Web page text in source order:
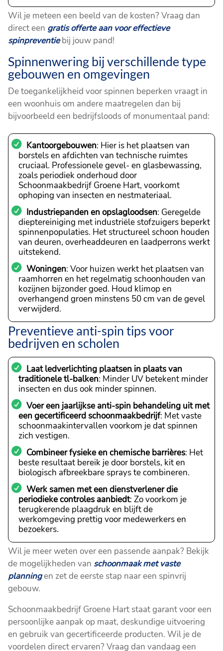
Wil je meteen een beeld van de kosten? Vraag dan
direct een gratis offerte aan voor effectieve
spinpreventiebij jouw pand!
Spinnenwering bij verschillende type
gebouwen en omgevingen
De toegankelijkheid voor spinnen beperken vraagt in
een woonhuis om andere maatregelen dan bij
bijvoorbeeld een bedrijfsloods of monumentaal pand:
Kantoorgebouwen: Hier is het plaatsen van
borstels en afdichten van technische ruimtes
cruciaal. Professionele gevel- en glasbewassing,
zoals periodiek onderhoud door
Schoonmaakbedrijf Groene Hart, voorkomt
ophoping van insecten en nestmateriaal.
Industriepanden en opslagloodsen: Geregelde
dieptereiniging met industriële stofzuigers beperkt
spinnenpopulaties. Het structureel schoon houden
van deuren, overheaddeuren en laadperrons werkt
uitstekend.
Woningen: Voor huizen werkt het plaatsen van
raamhorren en het regelmatig schoonhouden van
kozijnen bijzonder goed. Houd klimop en
overhangend groen minstens 50 cm van de gevel
verwijderd.
Preventieve anti-spin tips voor
bedrijven en scholen
Laat ledverlichting plaatsen in plaats van
traditionele tl-balken: Minder UV betekent minder
insecten en dus ook minder spinnen.
Voer een jaarlijkse anti-spin behandeling uit met
een gecertificeerd schoonmaakbedrijf: Met vaste
schoonmaakintervallen voorkom je dat spinnen
zich vestigen.
Combineer fysieke en chemische barrières: Het
beste resultaat bereik je door borstels, kit en
biologisch afbreekbare sprays te combineren.
Werk samen met een dienstverlener die
periodieke controles aanbiedt: Zo voorkom je
terugkerende plaagdruk en blijft de
werkomgeving prettig voor medewerkers en
bezoekers.
Wil je meer weten over een passende aanpak? Bekijk
de mogelijkheden van schoonmaak met vaste
planningen zet de eerste stap naar een spinvrij
gebouw.
Schoonmaakbedrijf Groene Hart staat garant voor een
persoonlijke aanpak op maat, deskundige uitvoering
en gebruik van gecertificeerde producten. Wil je de
voordelen direct ervaren? Vraag dan vandaag een